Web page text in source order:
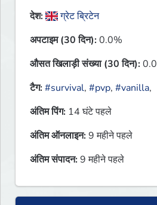
देश:
ग्रेट ब्रिटेन
अपटाइम (30 दिन):0.0%
औसत खिलाड़ी संख्या (30 दिन):0.0
टैग:#survival, #pvp, #vanilla,
अंतिम पिंग: 14 घंटे पहले
अंतिम ऑनलाइन:9 महीने पहले
अंतिम संपादन:9 महीने पहले